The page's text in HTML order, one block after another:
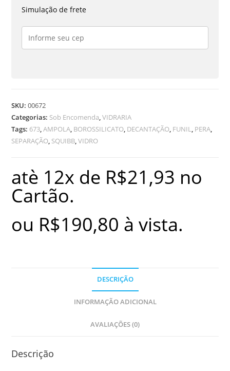
PERA
Simulação de frete
SKU:00672
Categorias: Sob Encomenda,VIDRARIA
Tags: 673,AMPOLA, BOROSSILICATO, DECANTAÇÃO, FUNIL, PERA,
SEPARAÇÃO, SQUIBB,VIDRO
atè 12x de R$21,93 no
Cartão.
ou R$190,80 à vista.
DESCRIÇÃO
INFORMAÇÃO ADICIONAL
AVALIAÇÕES (0)
Descrição